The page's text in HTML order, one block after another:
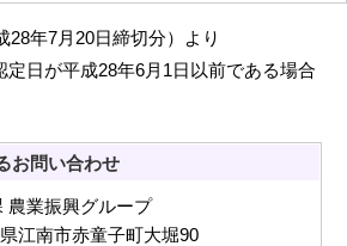
28年7月20日締切分）より
日が平成28年6月1日以前である場合
お問い合わせ
農業振興グループ
江南市赤童子町大堀90